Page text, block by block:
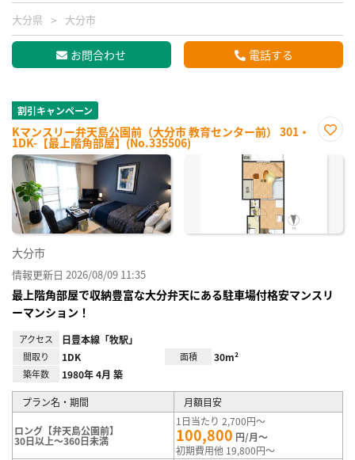
大分県 大分市
お問合わせ 電話する
割引キャンペーン
Kマンスリー弁天島公園前（大分市 教育センター前） 301・
1DK-【最上階角部屋】(No.335506)
に入
大分市
情報更新日 2026/08/09 11:35
最上階角部屋で収納豊富な大分弁天にある駐車場付格安マンスリ
ーマンション！
アクセス 日豊本線「牧駅」
間取り 1DK 面積 30m²
築年数 1980年 4月 築
プラン名・期間 月額目安
ロング【弁天島公園前】
30日以上～360日未満
1日当たり 2,700円～
100,800 円/月～
初期費用他 19,800円～